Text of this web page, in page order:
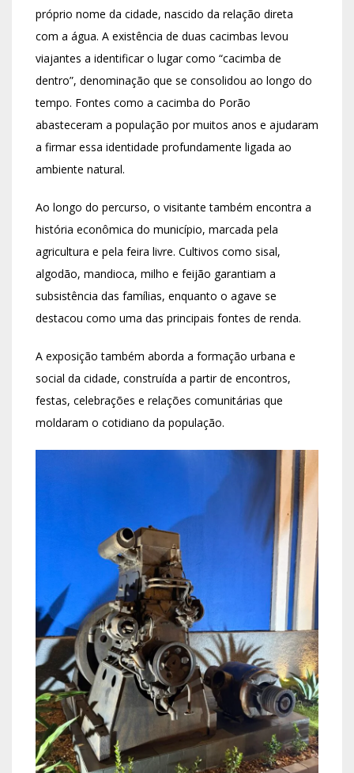
próprio nome da cidade, nascido da relação direta
com a água. A existência de duas cacimbas levou
viajantes a identificar o lugar como “cacimba de
dentro”, denominação que se consolidou ao longo do
tempo. Fontes como a cacimba do Porão
abasteceram a população por muitos anos e ajudaram
a firmar essa identidade profundamente ligada ao
ambiente natural.
Ao longo do percurso, o visitante também encontra a
história econômica do município, marcada pela
agricultura e pela feira livre. Cultivos como sisal,
algodão, mandioca, milho e feijão garantiam a
subsistência das famílias, enquanto o agave se
destacou como uma das principais fontes de renda.
A exposição também aborda a formação urbana e
social da cidade, construída a partir de encontros,
festas, celebrações e relações comunitárias que
moldaram o cotidiano da população.